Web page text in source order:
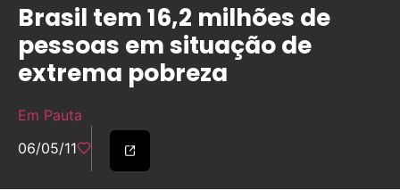
Brasil tem 16,2 milhões de
pessoas em situação de
extrema pobreza
Em Pauta
06/05/11